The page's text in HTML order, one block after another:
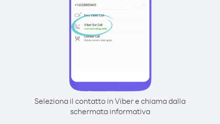
Seleziona il contatto in Viber e chiama dalla
schermata informativa